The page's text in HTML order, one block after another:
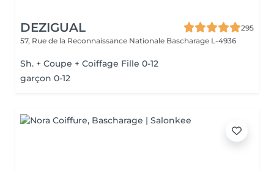
DEZIGUAL
295
57, Rue de la Reconnaissance Nationale Bascharage L-4936
Sh. + Coupe + Coiffage Fille 0-12
garçon 0-12